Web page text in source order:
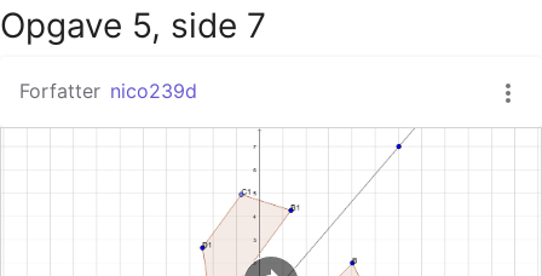
Google Classroom
GeoGebra Classroom
Log ind
Opgave 5, side 7
Forfatter nico239d